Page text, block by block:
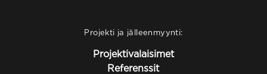
Projekti ja jälleenmyynti:
Projektivalaisimet
Referenssit